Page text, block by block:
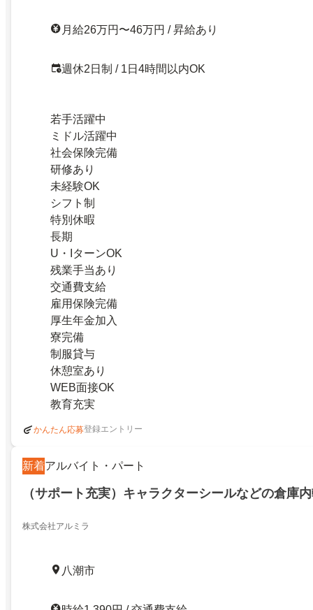
月給26万円〜46万円 / 昇給あり
週休2日制 / 1日4時間以内OK
若手活躍中
ミドル活躍中
社会保険完備
研修あり
未経験OK
シフト制
特別休暇
長期
U・IターンOK
残業手当あり
交通費支給
雇用保険完備
厚生年金加入
寮完備
制服貸与
休憩室あり
WEB面接OK
教育充実
かんたん応募登録エントリー
新着アルバイト・パート
（サポート充実）キャラクターシールなどの倉庫
株式会社アルミラ
八潮市